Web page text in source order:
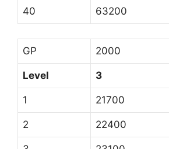
40 63200
GP 2000
Level 3
1 21700
2 22400